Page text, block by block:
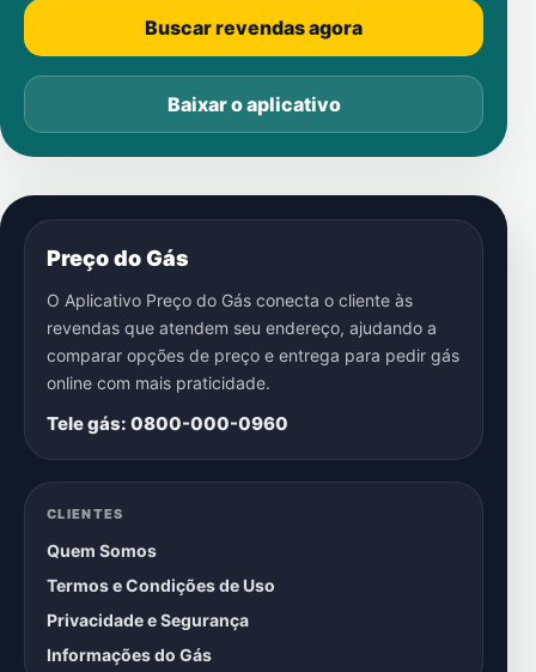
Buscar revendas agora
Baixar o aplicativo
Preço do Gás
O Aplicativo Preço do Gás conecta o cliente às
revendas que atendem seu endereço, ajudando a
comparar opções de preço e entrega para pedir gás
online com mais praticidade.
Tele gás: 0800-000-0960
CLIENTES
Quem Somos
Termos e Condições de Uso
Privacidade e Segurança
Informações do Gás